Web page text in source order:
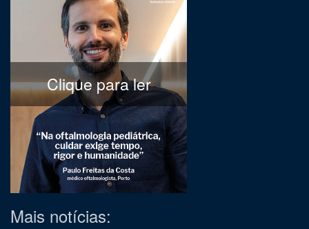
Clique para ler
Mais notícias: